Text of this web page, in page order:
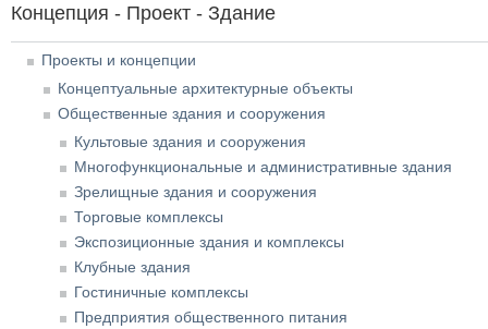
Концепция - Проект - Здание
Проекты и концепции
Концептуальные архитектурные объекты
Общественные здания и сооружения
Культовые здания и сооружения
Многофункциональные и административные здания
Зрелищные здания и сооружения
Торговые комплексы
Экспозиционные здания и комплексы
Клубные здания
Гостиничные комплексы
Предприятия общественного питания